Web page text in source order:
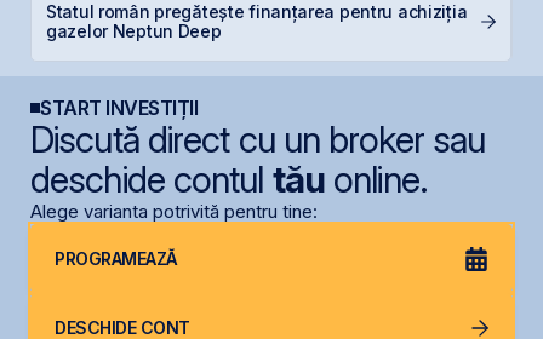
Statul român pregătește finanțarea pentru achiziția
gazelor Neptun Deep
START INVESTIȚII
Discută direct cu un broker sau
deschide contul tăuonline.
Alege varianta potrivită pentru tine:
PROGRAMEAZĂ
DESCHIDE CONT